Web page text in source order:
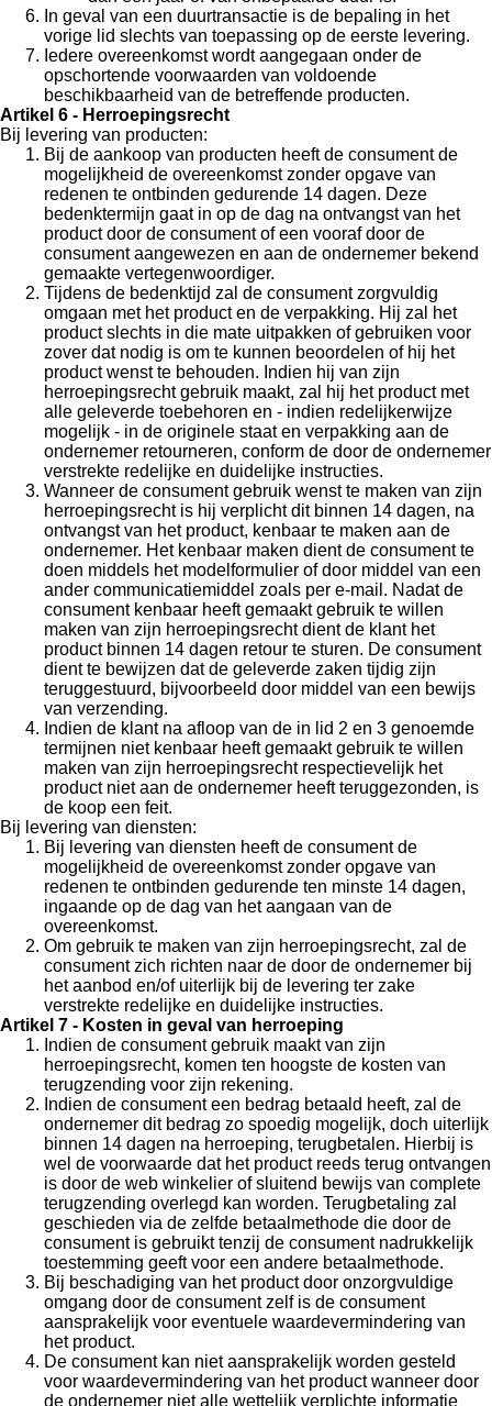
In geval van een duurtransactie is de bepaling in het
vorige lid slechts van toepassing op de eerste levering.
Iedere overeenkomst wordt aangegaan onder de
opschortende voorwaarden van voldoende
beschikbaarheid van de betreffende producten.
Artikel 6 - Herroepingsrecht
Bij levering van producten:
Bij de aankoop van producten heeft de consument de
mogelijkheid de overeenkomst zonder opgave van
redenen te ontbinden gedurende 14 dagen. Deze
bedenktermijn gaat in op de dag na ontvangst van het
product door de consument of een vooraf door de
consument aangewezen en aan de ondernemer bekend
gemaakte vertegenwoordiger.
Tijdens de bedenktijd zal de consument zorgvuldig
omgaan met het product en de verpakking. Hij zal het
product slechts in die mate uitpakken of gebruiken voor
zover dat nodig is om te kunnen beoordelen of hij het
product wenst te behouden. Indien hij van zijn
herroepingsrecht gebruik maakt, zal hij het product met
alle geleverde toebehoren en - indien redelijkerwijze
mogelijk - in de originele staat en verpakking aan de
ondernemer retourneren, conform de door de ondernemer
verstrekte redelijke en duidelijke instructies.
Wanneer de consument gebruik wenst te maken van zijn
herroepingsrecht is hij verplicht dit binnen 14 dagen, na
ontvangst van het product, kenbaar te maken aan de
ondernemer. Het kenbaar maken dient de consument te
doen middels het modelformulier of door middel van een
ander communicatiemiddel zoals per e-mail. Nadat de
consument kenbaar heeft gemaakt gebruik te willen
maken van zijn herroepingsrecht dient de klant het
product binnen 14 dagen retour te sturen. De consument
dient te bewijzen dat de geleverde zaken tijdig zijn
teruggestuurd, bijvoorbeeld door middel van een bewijs
van verzending.
Indien de klant na afloop van de in lid 2 en 3 genoemde
termijnen niet kenbaar heeft gemaakt gebruik te willen
maken van zijn herroepingsrecht respectievelijk het
product niet aan de ondernemer heeft teruggezonden, is
de koop een feit.
Bij levering van diensten:
Bij levering van diensten heeft de consument de
mogelijkheid de overeenkomst zonder opgave van
redenen te ontbinden gedurende ten minste 14 dagen,
ingaande op de dag van het aangaan van de
overeenkomst.
Om gebruik te maken van zijn herroepingsrecht, zal de
consument zich richten naar de door de ondernemer bij
het aanbod en/of uiterlijk bij de levering ter zake
verstrekte redelijke en duidelijke instructies.
Artikel 7 - Kosten in geval van herroeping
Indien de consument gebruik maakt van zijn
herroepingsrecht, komen ten hoogste de kosten van
terugzending voor zijn rekening.
Indien de consument een bedrag betaald heeft, zal de
ondernemer dit bedrag zo spoedig mogelijk, doch uiterlijk
binnen 14 dagen na herroeping, terugbetalen. Hierbij is
wel de voorwaarde dat het product reeds terug ontvangen
is door de web winkelier of sluitend bewijs van complete
terugzending overlegd kan worden. Terugbetaling zal
geschieden via de zelfde betaalmethode die door de
consument is gebruikt tenzij de consument nadrukkelijk
toestemming geeft voor een andere betaalmethode.
Bij beschadiging van het product door onzorgvuldige
omgang door de consument zelf is de consument
aansprakelijk voor eventuele waardevermindering van
het product.
De consument kan niet aansprakelijk worden gesteld
voor waardevermindering van het product wanneer door
de ondernemer niet alle wettelijk verplichte informatie